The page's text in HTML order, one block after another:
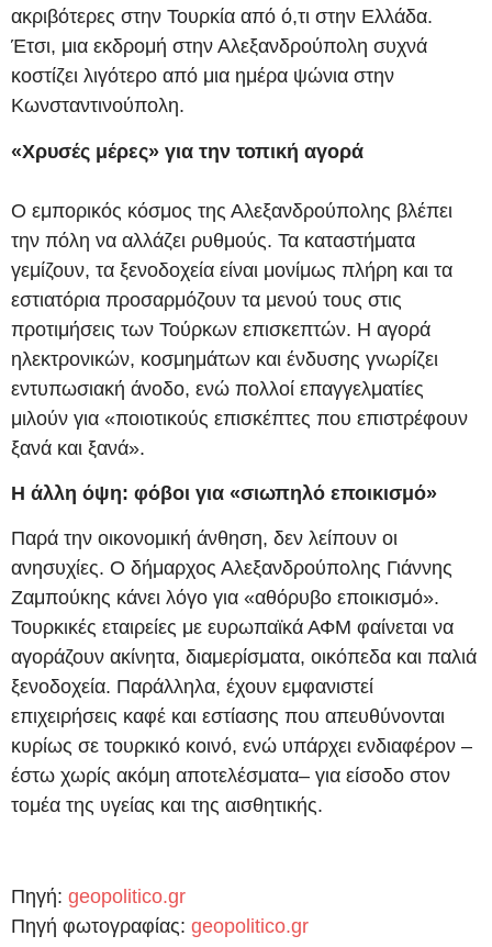
ακριβότερες στην Τουρκία από ό,τι στην Ελλάδα.
Έτσι, μια εκδρομή στην Αλεξανδρούπολη συχνά
κοστίζει λιγότερο από μια ημέρα ψώνια στην
Κωνσταντινούπολη.
«Χρυσές μέρες» για την τοπική αγορά
Ο εμπορικός κόσμος της Αλεξανδρούπολης βλέπει
την πόλη να αλλάζει ρυθμούς. Τα καταστήματα
γεμίζουν, τα ξενοδοχεία είναι μονίμως πλήρη και τα
εστιατόρια προσαρμόζουν τα μενού τους στις
προτιμήσεις των Τούρκων επισκεπτών. Η αγορά
ηλεκτρονικών, κοσμημάτων και ένδυσης γνωρίζει
εντυπωσιακή άνοδο, ενώ πολλοί επαγγελματίες
μιλούν για «ποιοτικούς επισκέπτες που επιστρέφουν
ξανά και ξανά».
Η άλλη όψη: φόβοι για «σιωπηλό εποικισμό»
Παρά την οικονομική άνθηση, δεν λείπουν οι
ανησυχίες. Ο δήμαρχος Αλεξανδρούπολης Γιάννης
Ζαμπούκης κάνει λόγο για «αθόρυβο εποικισμό».
Τουρκικές εταιρείες με ευρωπαϊκά ΑΦΜ φαίνεται να
αγοράζουν ακίνητα, διαμερίσματα, οικόπεδα και παλιά
ξενοδοχεία. Παράλληλα, έχουν εμφανιστεί
επιχειρήσεις καφέ και εστίασης που απευθύνονται
κυρίως σε τουρκικό κοινό, ενώ υπάρχει ενδιαφέρον –
έστω χωρίς ακόμη αποτελέσματα– για είσοδο στον
τομέα της υγείας και της αισθητικής.
Πηγή: geopolitico.gr
Πηγή φωτογραφίας: geopolitico.gr